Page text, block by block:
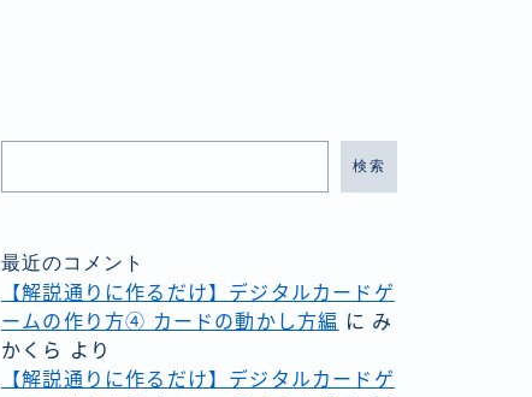
検索
最近のコメント
【解説通りに作るだけ】デジタルカードゲ
ームの作り方④ カードの動かし方編 に み
かくら
より
【解説通りに作るだけ】デジタルカードゲ